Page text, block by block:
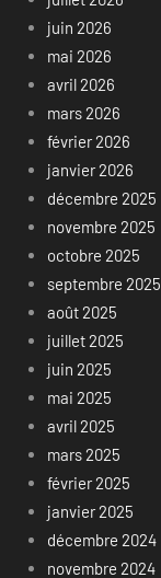
juin 2026
mai 2026
avril 2026
mars 2026
février 2026
janvier 2026
décembre 2025
novembre 2025
octobre 2025
septembre 2025
août 2025
juillet 2025
juin 2025
mai 2025
avril 2025
mars 2025
février 2025
janvier 2025
décembre 2024
novembre 2024